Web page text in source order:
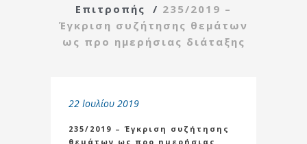
Επιτροπής
/ 235/2019 –
Έγκριση συζήτησης θεμάτων
ως προ ημερήσιας διάταξης
22 Ιουλίου 2019
235/2019 – Έγκριση συζήτησης
θεμάτων ως προ ημερήσιας